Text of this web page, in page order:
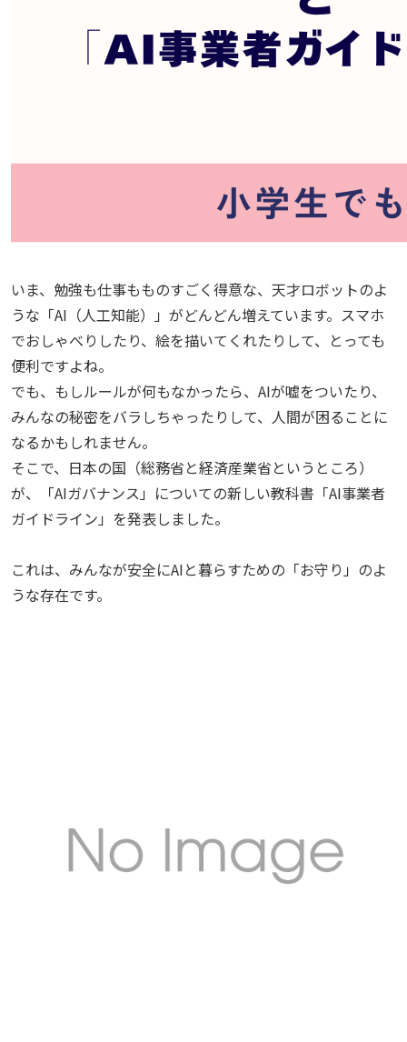
いま、勉強も仕事もものすごく得意な、天才ロボットのよ
うな「AI（人工知能）」がどんどん増えています。スマホ
でおしゃべりしたり、絵を描いてくれたりして、とっても
便利ですよね。
でも、もしルールが何もなかったら、AIが嘘をついたり、
みんなの秘密をバラしちゃったりして、人間が困ることに
なるかもしれません。
そこで、日本の国（総務省と経済産業省というところ）
が、「AIガバナンス」についての新しい教科書「AI事業者
ガイドライン」を発表しました。
これは、みんなが安全にAIと暮らすための「お守り」のよ
うな存在です。